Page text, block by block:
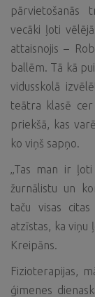
pārvietošanās
vecāki ļoti
attaisnojis –
ballēm. Tā kā
vidusskolā
teātra klasē
priekšā, kas
ko viņš sapņo.
„Tas man ir
žurnālistu un
taču visas
atzīstas, ka viņu
Kreipāns.
Fizioterapijas,
ģimenes